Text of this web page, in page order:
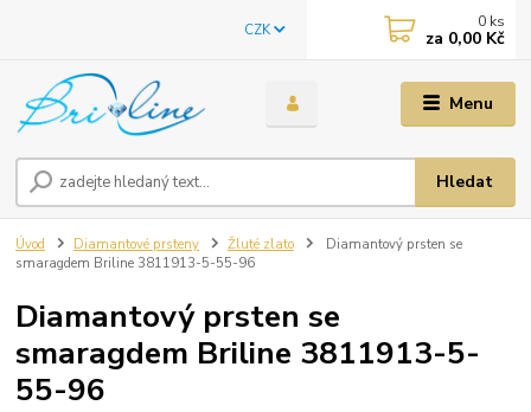
Menu
CZK
Hledat
0 ks
za 0,00 Kč
Úvod Diamantové prsteny Žluté zlato
Diamantový prsten se
smaragdem Briline 3811913-5-55-96
Diamantový prsten se
smaragdem Briline 3811913-5-
55-96